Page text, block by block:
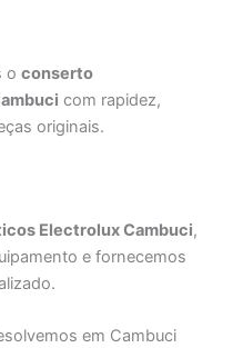
oconserto
com rapidez,
originais.
Electrolux Cambuci,
e fornecemos
em Cambuci